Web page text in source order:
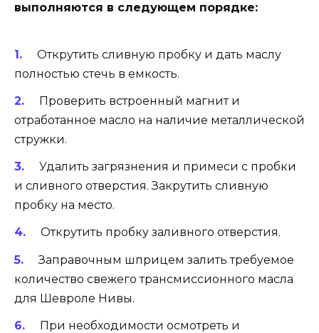
выполняются в следующем порядке:
Открутить сливную пробку и дать маслу
полностью стечь в емкость.
Проверить встроенный магнит и
отработанное масло на наличие металлической
стружки.
Удалить загрязнения и примеси с пробки
и сливного отверстия. Закрутить сливную
пробку на место.
Открутить пробку заливного отверстия.
Заправочным шприцем залить требуемое
количество свежего трансмиссионного масла
для Шевроле Нивы.
При необходимости осмотреть и